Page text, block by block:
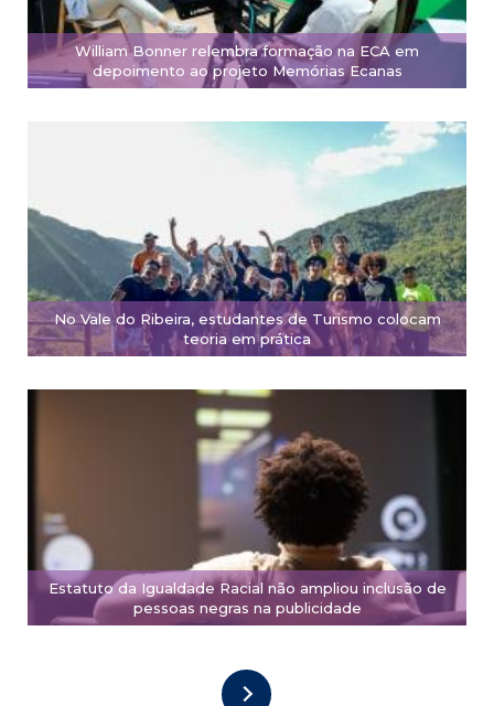
William Bonner relembra formação na ECA em
depoimento ao projeto Memórias Ecanas
No Vale do Ribeira, estudantes de Turismo colocam
teoria em prática
Estatuto da Igualdade Racial não ampliou inclusão de
pessoas negras na publicidade